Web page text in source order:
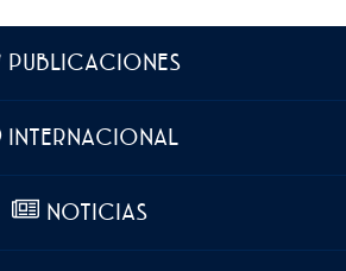
PUBLICACIONES
INTERNACIONAL
NOTICIAS